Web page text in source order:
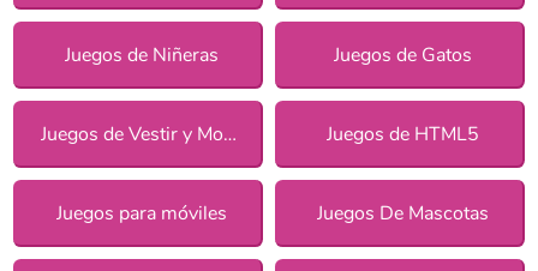
Juegos de Niñeras Juegos de Gatos
Juegos de Vestir y Moda Juegos de HTML5
Juegos para móviles Juegos De Mascotas